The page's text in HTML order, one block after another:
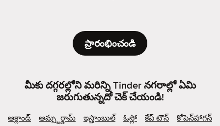
ప్రారంభించండి
మీకు దగ్గరల్లోని మరిన్ని Tinder నగరాల్లో ఏమి
జరుగుతున్నదో చెక్ చేయండి!
ఆక్లాండ్ ఆమ్స్టర్డామ్ ఇస్తాంబుల్ ఓస్లో కేప్ టౌన్
కోపెన్‌హాగన్